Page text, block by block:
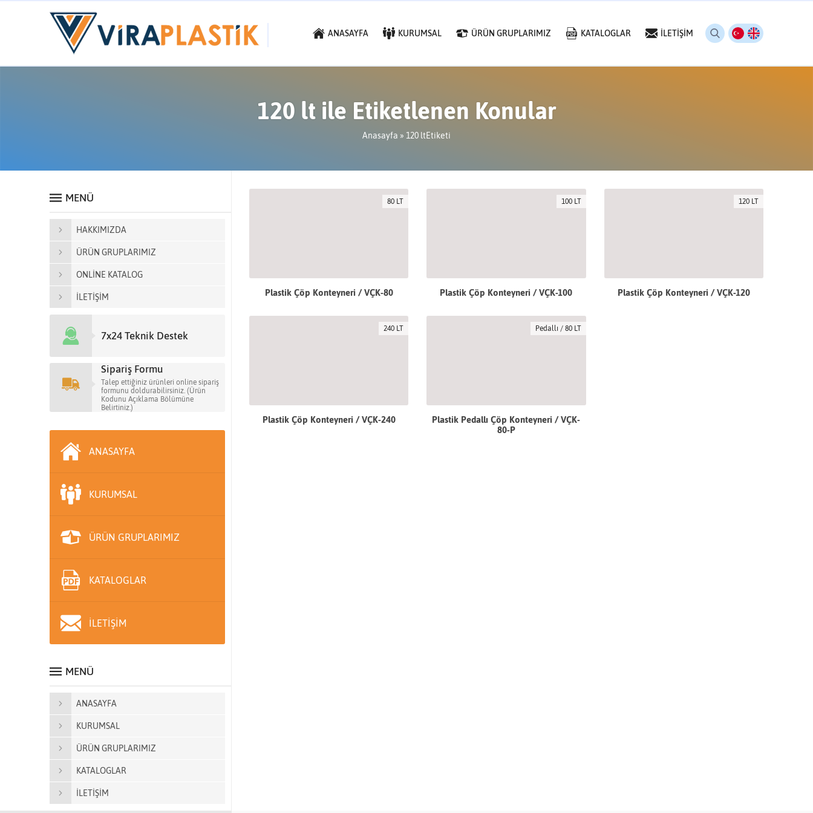
ANASAYFA KURUMSAL ÜRÜN GRUPLARIMIZ KATALOGLAR İLETİŞİM
120 lt ile Etiketlenen Konular
Anasayfa » 120 ltEtiketi
80 LT
Plastik Çöp Konteyneri / VÇK-80
100 LT
Plastik Çöp Konteyneri / VÇK-100
120 LT
Plastik Çöp Konteyneri / VÇK-120
240 LT
Plastik Çöp Konteyneri / VÇK-240
Pedallı / 80 LT
Plastik Pedallı Çöp Konteyneri / VÇK-
80-P
MENÜ
HAKKIMIZDA
ÜRÜN GRUPLARIMIZ
ONLİNE KATALOG
İLETİŞİM
7x24 Teknik Destek
Sipariş Formu
Talep ettiğiniz ürünleri online sipariş
formunu doldurabilirsiniz. (Ürün
Kodunu Açıklama Bölümüne
Belirtiniz.)
ANASAYFA
KURUMSAL
ÜRÜN GRUPLARIMIZ
KATALOGLAR
İLETİŞİM
MENÜ
ANASAYFA
KURUMSAL
ÜRÜN GRUPLARIMIZ
KATALOGLAR
İLETİŞİM